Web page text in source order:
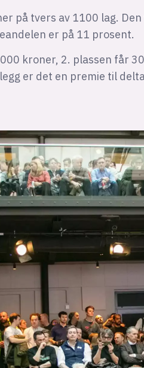
på tvers av 1100 lag.
er på 11 prosent.
kroner, 2. plassen får
er det en premie til